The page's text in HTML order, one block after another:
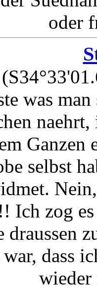
oder
was
naehrt,
selbst
Ich zog
draussen
dass
wieder